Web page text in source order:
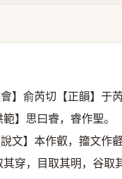
】俞芮切【正韻】于芮
範】思曰睿，睿作聖
】本作叡，籀文作
其穿，目取其明，谷取